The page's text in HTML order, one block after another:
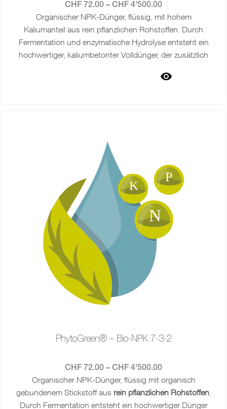
CHF 72.00 – CHF 4'500.00
Organischer NPK-Dünger, flüssig, mit hohem
Kaliumanteil aus rein pflanzlichen Rohstoffen. Durch
Fermentation und enzymatische Hydrolyse entsteht ein
hochwertiger, kaliumbetonter Volldünger, der zusätzlich
Die Anwendung von Bio
PhytoGreen® – Bio-NPK 7-3-2
CHF 72.00 – CHF 4'500.00
Organischer NPK-Dünger, flüssig mit organisch
gebundenem Stickstoff aus rein pflanzlichen Rohstoffen.
Durch Fermentation entsteht ein hochwertiger Dünger